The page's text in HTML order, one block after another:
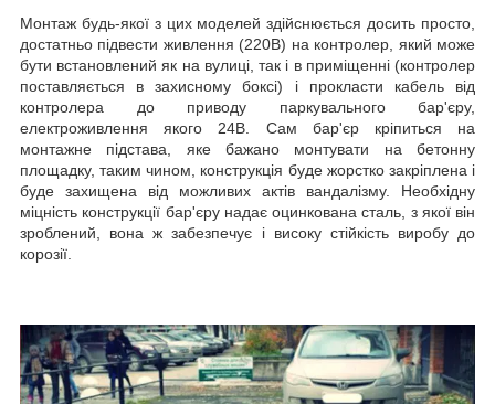
Монтаж будь-якої з цих моделей здійснюється досить просто,
достатньо підвести живлення (220В) на контролер, який може
бути встановлений як на вулиці, так і в приміщенні (контролер
поставляється в захисному боксі) і прокласти кабель від
контролера до приводу паркувального бар'єру,
електроживлення якого 24В. Сам бар'єр кріпиться на
монтажне підстава, яке бажано монтувати на бетонну
площадку, таким чином, конструкція буде жорстко закріплена і
буде захищена від можливих актів вандалізму. Необхідну
міцність конструкції бар'єру надає оцинкована сталь, з якої він
зроблений, вона ж забезпечує і високу стійкість виробу до
корозії.